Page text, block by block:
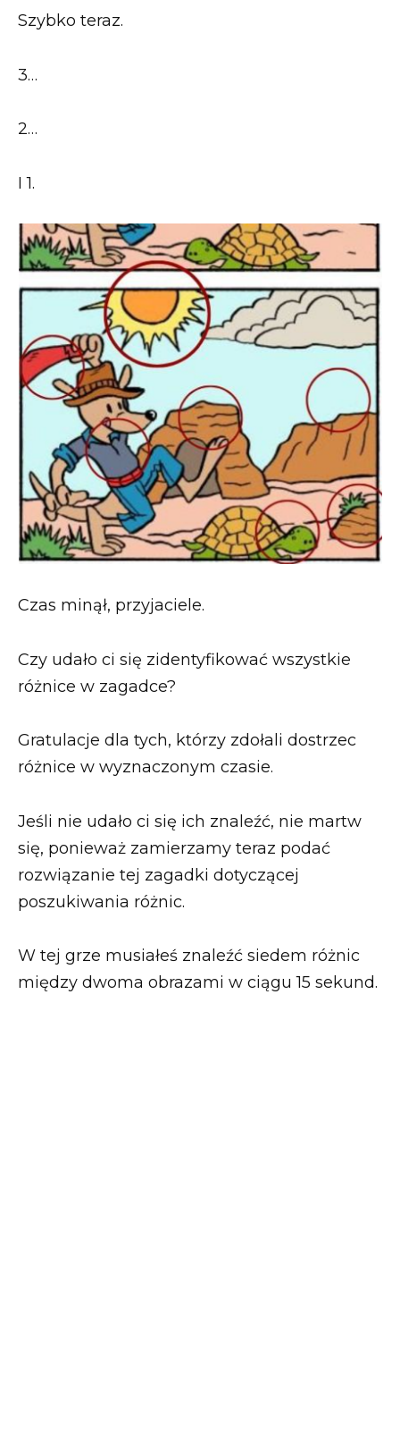
Szybko teraz.
3…
2…
I 1.
Czas minął, przyjaciele.
Czy udało ci się zidentyfikować wszystkie
różnice w zagadce?
Gratulacje dla tych, którzy zdołali dostrzec
różnice w wyznaczonym czasie.
Jeśli nie udało ci się ich znaleźć, nie martw
się, ponieważ zamierzamy teraz podać
rozwiązanie tej zagadki dotyczącej
poszukiwania różnic.
W tej grze musiałeś znaleźć siedem różnic
między dwoma obrazami w ciągu 15 sekund.